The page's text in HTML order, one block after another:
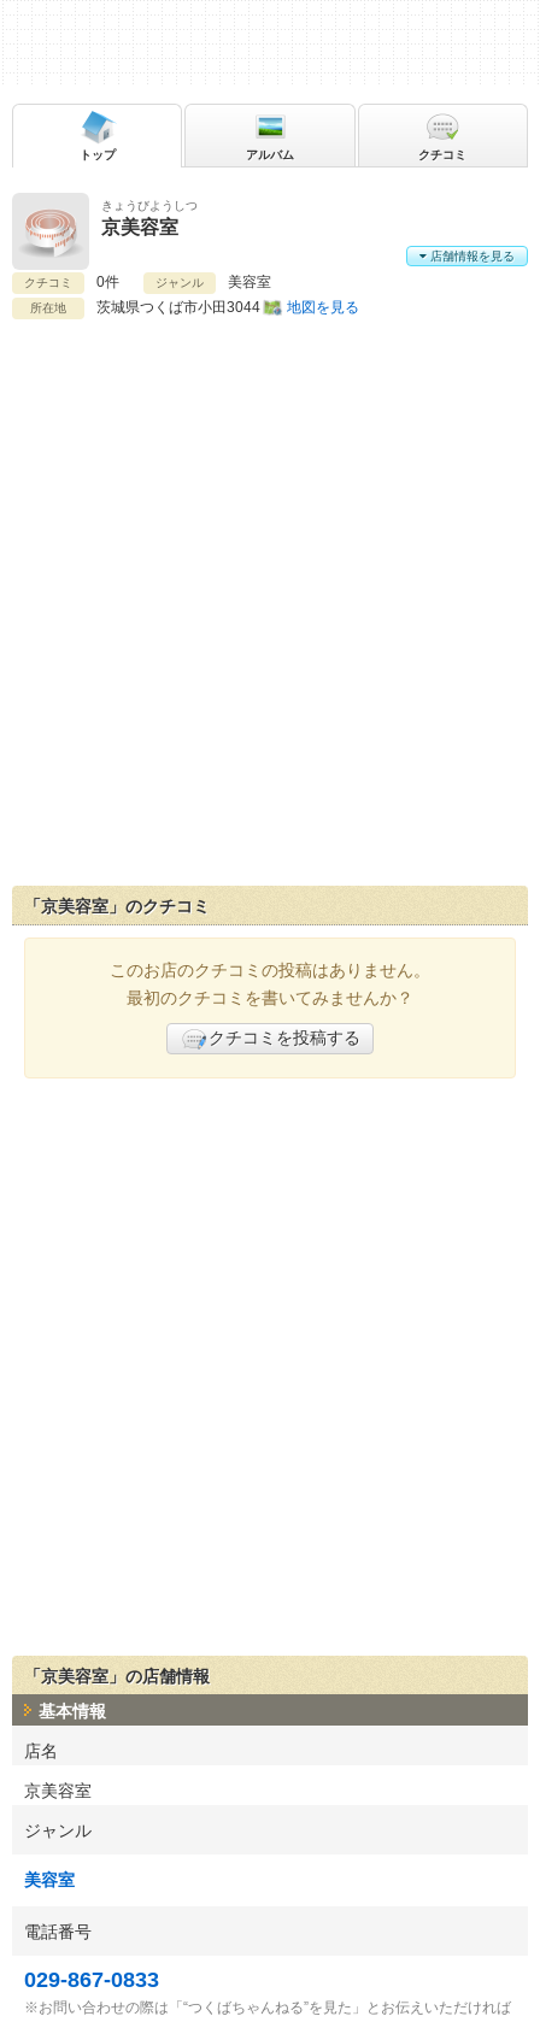
きょうびようしつ
京美容室
クチコミ 0件 ジャンル 美容室
所在地 茨城県つくば市小田3044 地図を見る
店舗情報を見る
トップ アルバム クチコミ
「京美容室」のクチコミ
このお店のクチコミの投稿はありません。
最初のクチコミを書いてみませんか？
クチコミを投稿する
「京美容室」の店舗情報
基本情報
店名
京美容室
ジャンル
美容室
電話番号
029-867-0833
お問い合わせの際は「“つくばちゃんねる”を見た」とお伝えいただければ